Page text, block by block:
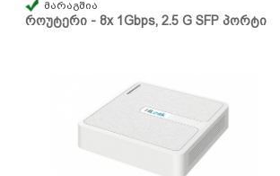
როუტერი - 8x 1Gbps, 2.5 G SFP პორტი
მარაგშია